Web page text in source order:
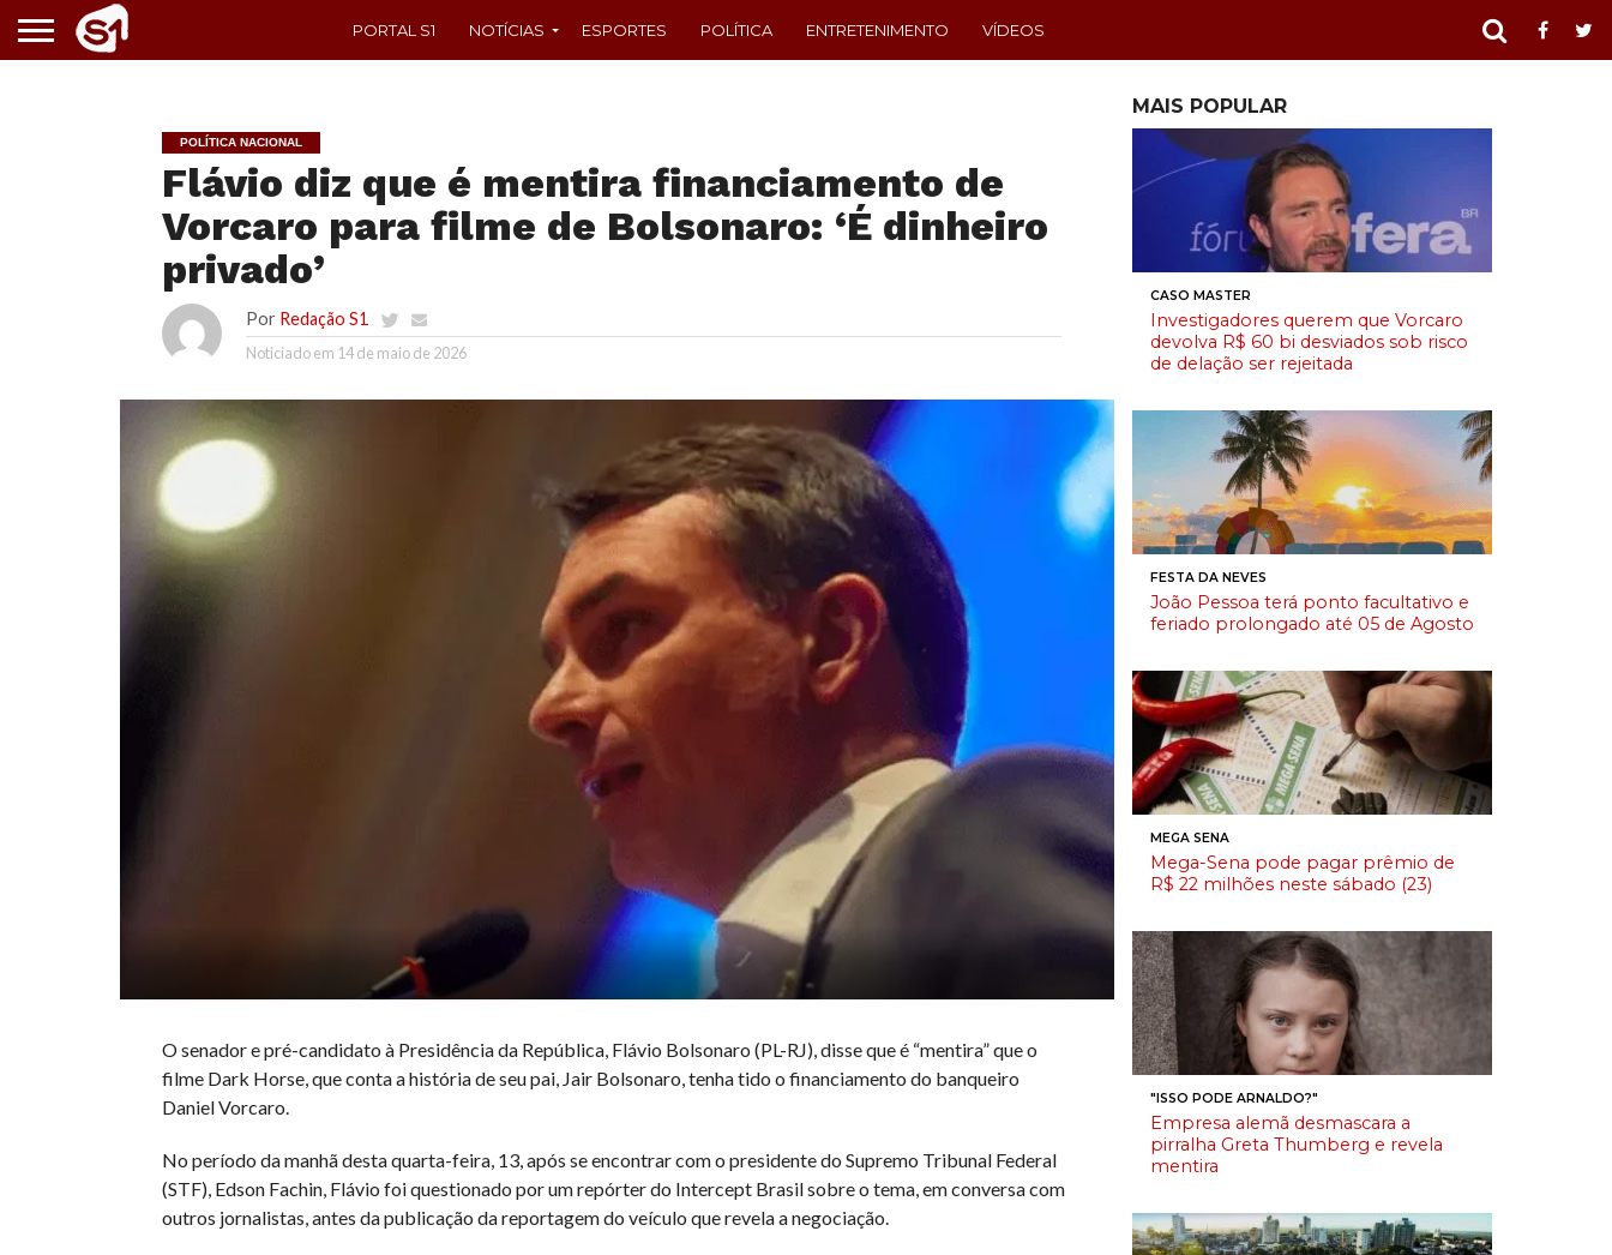
PORTAL S1 NOTÍCIAS ESPORTES POLÍTICA ENTRETENIMENTO VÍDEOS
POLÍTICA NACIONAL
Flávio diz que é mentira financiamento de
Vorcaro para filme de Bolsonaro: ‘É dinheiro
privado’
Por Redação S1
Noticiado em 14 de maio de 2026
O senador e pré-candidato à Presidência da República, Flávio Bolsonaro (PL-RJ), disse que é “mentira” que o
filme Dark Horse, que conta a história de seu pai, Jair Bolsonaro, tenha tido o financiamento do banqueiro
Daniel Vorcaro.
No período da manhã desta quarta-feira, 13, após se encontrar com o presidente do Supremo Tribunal Federal
(STF), Edson Fachin, Flávio foi questionado por um repórter do Intercept Brasil sobre o tema, em conversa com
outros jornalistas, antes da publicação da reportagem do veículo que revela a negociação.
MAIS POPULAR
CASO MASTER
Investigadores querem que Vorcaro
devolva R$ 60 bi desviados sob risco
de delação ser rejeitada
FESTA DA NEVES
João Pessoa terá ponto facultativo e
feriado prolongado até 05 de Agosto
MEGA SENA
Mega-Sena pode pagar prêmio de
R$ 22 milhões neste sábado (23)
"ISSO PODE ARNALDO?"
Empresa alemã desmascara a
pirralha Greta Thumberg e revela
mentira